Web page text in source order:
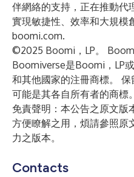
伴網絡的支持，正在推動代
實現敏捷性、效率和大規模
boomi.com.
©2025 Boomi，LP。
Boomiverse是Boomi，LP
和其他國家的注冊商標。
可能是其各自所有者的商標。
免責聲明：本公告之原文版
方便瞭解之用，煩請參照原
力之版本。
Contacts